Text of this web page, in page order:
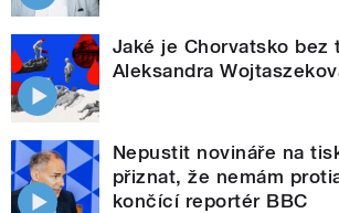
Jaké je Chorvatsko bez
Aleksandra
Nepustit novináře na
přiznat, že nemám
končící reportér BBC